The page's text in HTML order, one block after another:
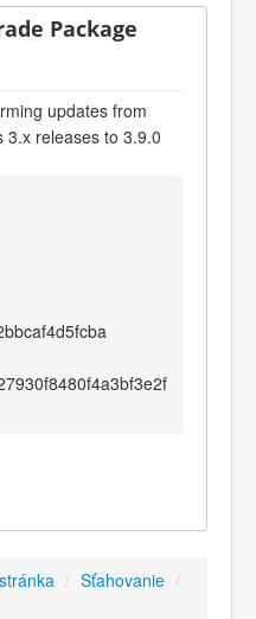
Package
updates from
3.x releases to 3.9.0
/ Sťahovanie /